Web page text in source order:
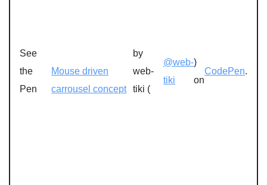
See
the
Pen
Mouse driven
carrousel concept
by
web-
tiki (
@web-
tiki
)
on
CodePen.